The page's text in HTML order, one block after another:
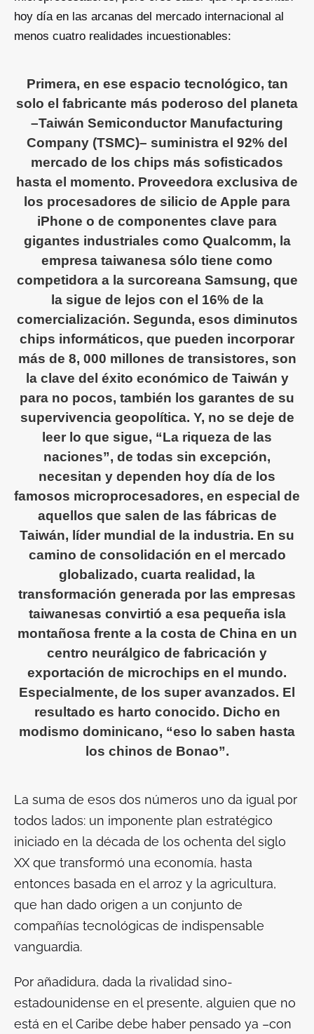
hoy día en las arcanas del mercado internacional al
menos cuatro realidades incuestionables:
Primera, en ese espacio tecnológico, tan
solo el fabricante más poderoso del planeta
–Taiwán Semiconductor Manufacturing
Company (TSMC)– suministra el 92% del
mercado de los chips más sofisticados
hasta el momento. Proveedora exclusiva de
los procesadores de silicio de Apple para
iPhone o de componentes clave para
gigantes industriales como Qualcomm, la
empresa taiwanesa sólo tiene como
competidora a la surcoreana Samsung, que
la sigue de lejos con el 16% de la
comercialización. Segunda, esos diminutos
chips informáticos, que pueden incorporar
más de 8, 000 millones de transistores, son
la clave del éxito económico de Taiwán y
para no pocos, también los garantes de su
supervivencia geopolítica. Y, no se deje de
leer lo que sigue, “La riqueza de las
naciones”, de todas sin excepción,
necesitan y dependen hoy día de los
famosos microprocesadores, en especial de
aquellos que salen de las fábricas de
Taiwán, líder mundial de la industria. En su
camino de consolidación en el mercado
globalizado, cuarta realidad, la
transformación generada por las empresas
taiwanesas convirtió a esa pequeña isla
montañosa frente a la costa de China en un
centro neurálgico de fabricación y
exportación de microchips en el mundo.
Especialmente, de los super avanzados. El
resultado es harto conocido. Dicho en
modismo dominicano, “eso lo saben hasta
los chinos de Bonao”.
La suma de esos dos números uno da igual por
todos lados: un imponente plan estratégico
iniciado en la década de los ochenta del siglo
XX que transformó una economía, hasta
entonces basada en el arroz y la agricultura,
que han dado origen a un conjunto de
compañías tecnológicas de indispensable
vanguardia.
Por añadidura, dada la rivalidad sino-
estadounidense en el presente, alguien que no
está en el Caribe debe haber pensado ya –con